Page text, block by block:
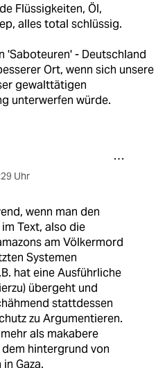
Flüssigkeiten, Öl,
alles total schlüssig.
'Saboteuren' - Deutschland
Ort, wenn sich unsere
gewalttätigen
unterwerfen würde.
Uhr
wenn man den
Text, also die
am Völkermord
Systemen
hat eine Ausführliche
übergeht und
stattdessen
zu Argumentieren.
als makabere
hintergrund von
Gaza.